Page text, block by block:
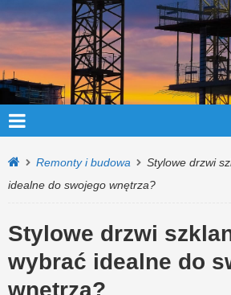
Remonty i budowa
Stylowe drzwi
idealne do swojego wnętrza?
Stylowe drzwi
wybrać idealne do
wnętrza?